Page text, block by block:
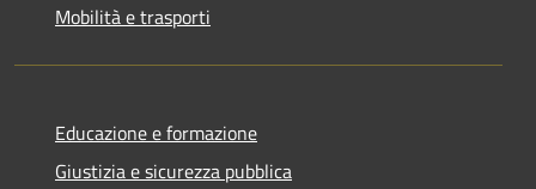
Mobilità e trasporti
Educazione e formazione
Giustizia e sicurezza pubblica